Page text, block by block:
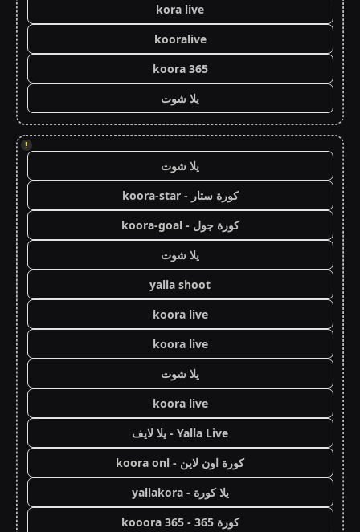
kora live
kooralive
koora 365
يلا شوت
!
يلا شوت
كورة ستار - koora-star
كورة جول - koora-goal
يلا شوت
yalla shoot
koora live
koora live
يلا شوت
koora live
Yalla Live - يلا لايف
كورة اون لاين - koora onl
يلا كورة - yallakora
كورة 365 - kooora 365